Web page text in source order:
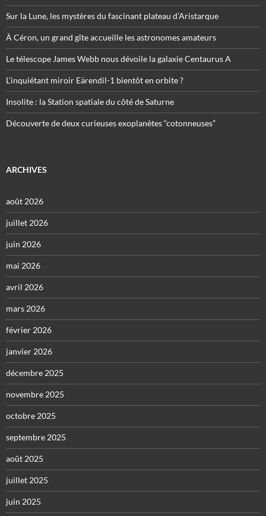
Sur la Lune, les mystères du fascinant plateau d’Aristarque
À Céron, un grand gîte accueille les astronomes amateurs
Le télescope James Webb nous dévoile la galaxie Centaurus A
L’inquiétant miroir Eärendil-1 bientôt en orbite ?
Insolite : la Station spatiale du côté de Saturne
Découverte de deux curieuses exoplanètes “cotonneuses”
ARCHIVES
août 2026
juillet 2026
juin 2026
mai 2026
avril 2026
mars 2026
février 2026
janvier 2026
décembre 2025
novembre 2025
octobre 2025
septembre 2025
août 2025
juillet 2025
juin 2025